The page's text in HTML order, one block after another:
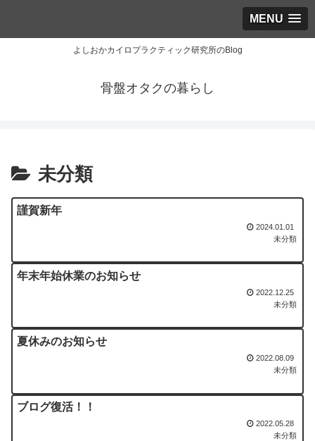
MENU
よしおかカイロプラクティック研究所のBlog
骨盤オタクの暮らし
未分類
謹賀新年
2024.01.01
未分類
年末年始休業のお知らせ
2022.12.25
未分類
夏休みのお知らせ
2022.08.09
未分類
ブログ復活！！
2022.05.28
未分類